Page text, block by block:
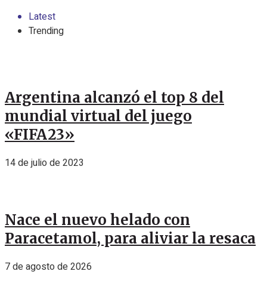
Latest
Trending
Argentina alcanzó el top 8 del
mundial virtual del juego
«FIFA23»
14 de julio de 2023
Nace el nuevo helado con
Paracetamol, para aliviar la resaca
7 de agosto de 2026